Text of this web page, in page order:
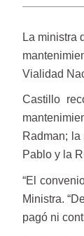
La ministra
Vialidad
Castillo
Radman;
Pablo y la
“El
Ministra.
pagó ni